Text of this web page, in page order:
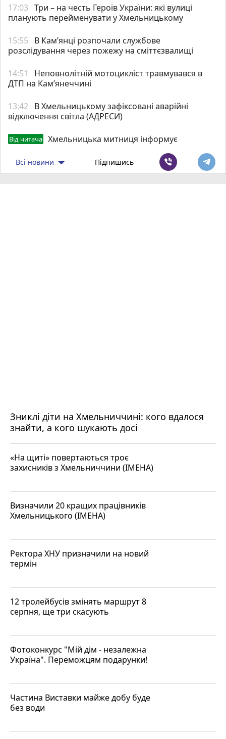
17:03 Три – на честь Героїв України: які вулиці
планують перейменувати у Хмельницькому
15:55
В Кам’янці розпочали службове
розслідування через пожежу на сміттєзвалищі
14:51
Неповнолітній мотоцикліст травмувався в
ДТП на Кам’янеччині
13:42
В Хмельницькому зафіксовані аварійні
відключення світла (АДРЕСИ)
Від читача Хмельницька митниця інформує
Всі новини Підпишись
Зниклі діти на Хмельниччині: кого вдалося
знайти, а кого шукають досі
«На щиті» повертаються троє
захисників з Хмельниччини (ІМЕНА)
Визначили 20 кращих працівників
Хмельницького (ІМЕНА)
Ректора ХНУ призначили на новий
термін
12 тролейбусів змінять маршрут 8
серпня, ще три скасують
Фотоконкурс "Мій дім - незалежна
Україна". Переможцям подарунки!
Частина Виставки майже добу буде
без води